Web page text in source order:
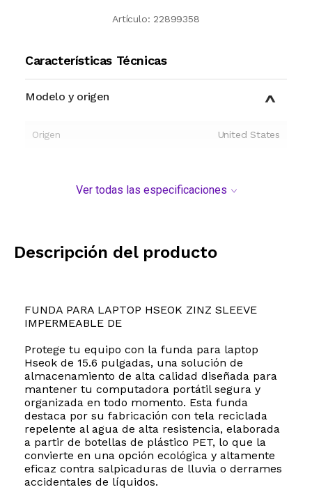
Artículo: 22899358
Características Técnicas
Modelo y origen
Origen United States
Ver todas las especificaciones
Descripción del producto
FUNDA PARA LAPTOP HSEOK ZINZ SLEEVE
IMPERMEABLE DE
Protege tu equipo con la funda para laptop
Hseok de 15.6 pulgadas, una solución de
almacenamiento de alta calidad diseñada para
mantener tu computadora portátil segura y
organizada en todo momento. Esta funda
destaca por su fabricación con tela reciclada
repelente al agua de alta resistencia, elaborada
a partir de botellas de plástico PET, lo que la
convierte en una opción ecológica y altamente
eficaz contra salpicaduras de lluvia o derrames
accidentales de líquidos.